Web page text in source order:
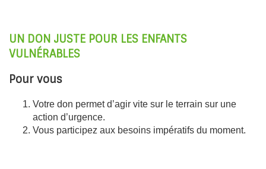
UN DON JUSTE POUR LES ENFANTS
VULNÉRABLES
Pour vous
Votre don permet d’agir vite sur le terrain sur une
action d’urgence.
Vous participez aux besoins impératifs du moment.